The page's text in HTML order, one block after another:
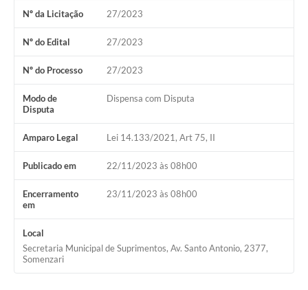
Nº da Licitação 27/2023
Nº do Edital 27/2023
Nº do Processo 27/2023
Modo de
Disputa
Dispensa com Disputa
Amparo Legal Lei 14.133/2021, Art 75, II
Publicado em 22/11/2023 às 08h00
Encerramento
em
23/11/2023 às 08h00
Local
Secretaria Municipal de Suprimentos, Av. Santo Antonio, 2377,
Somenzari